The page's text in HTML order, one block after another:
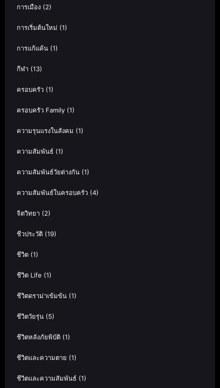
การเมือง (2)
การเริ่มต้นใหม่ (1)
การแก้แค้น (1)
กีฬา (13)
ครอบครัว (1)
ครอบครัว Family (1)
ความรุนแรงในสังคม (1)
ความสัมพันธ์ (1)
ความสัมพันธ์วัยต่างกัน (1)
ความสัมพันธ์ในครอบครัว (4)
จิตวิทยา (2)
ชีวประวัติ (19)
ชีวิต (1)
ชีวิต Life (1)
ชีวิตดราม่าเข้มข้น (1)
ชีวิตวัยรุ่น (5)
ชีวิตหลังภัยพิบัติ (1)
ชีวิตและความตาย (1)
ชีวิตและความสัมพันธ์ (1)